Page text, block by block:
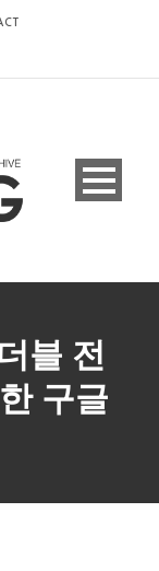
블 전
구글